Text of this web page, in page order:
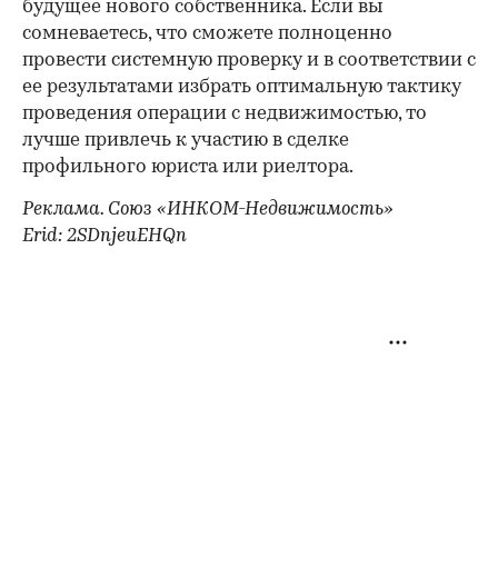
будущее нового собственника. Если вы
сомневаетесь, что сможете полноценно
провести системную проверку и в соответствии с
ее результатами избрать оптимальную тактику
проведения операции с недвижимостью, то
лучше привлечь к участию в сделке
профильного юриста или риелтора.
Реклама. Союз «ИНКОМ-Недвижимость»
Erid: 2SDnjeuEHQn